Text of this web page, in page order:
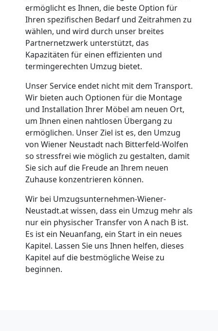
ermöglicht es Ihnen, die beste Option für
Ihren spezifischen Bedarf und Zeitrahmen zu
wählen, und wird durch unser breites
Partnernetzwerk unterstützt, das
Kapazitäten für einen effizienten und
termingerechten Umzug bietet.
Unser Service endet nicht mit dem Transport.
Wir bieten auch Optionen für die Montage
und Installation Ihrer Möbel am neuen Ort,
um Ihnen einen nahtlosen Übergang zu
ermöglichen. Unser Ziel ist es, den Umzug
von Wiener Neustadt nach Bitterfeld-Wolfen
so stressfrei wie möglich zu gestalten, damit
Sie sich auf die Freude an Ihrem neuen
Zuhause konzentrieren können.
Wir bei Umzugsunternehmen-Wiener-
Neustadt.at wissen, dass ein Umzug mehr als
nur ein physischer Transfer von A nach B ist.
Es ist ein Neuanfang, ein Start in ein neues
Kapitel. Lassen Sie uns Ihnen helfen, dieses
Kapitel auf die bestmögliche Weise zu
beginnen.
Mann
LKW
Möbellift
Wiener
Neustadt
Übersiedlung
Wiener
Neustadt